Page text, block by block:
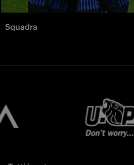
Squadra